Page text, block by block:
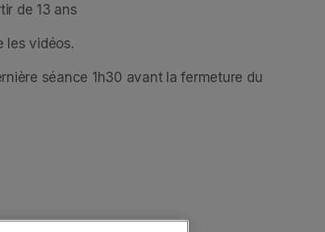
de 13 ans
les vidéos.
séance 1h30 avant la fermeture du